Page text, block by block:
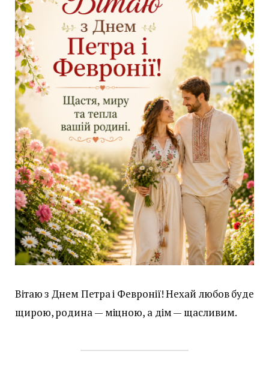
Вітаю з Днем Петра і Февронії! Нехай любов буде
щирою, родина — міцною, а дім — щасливим.